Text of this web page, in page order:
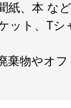
紙、本 など
ット、Tシ
棄物やオ